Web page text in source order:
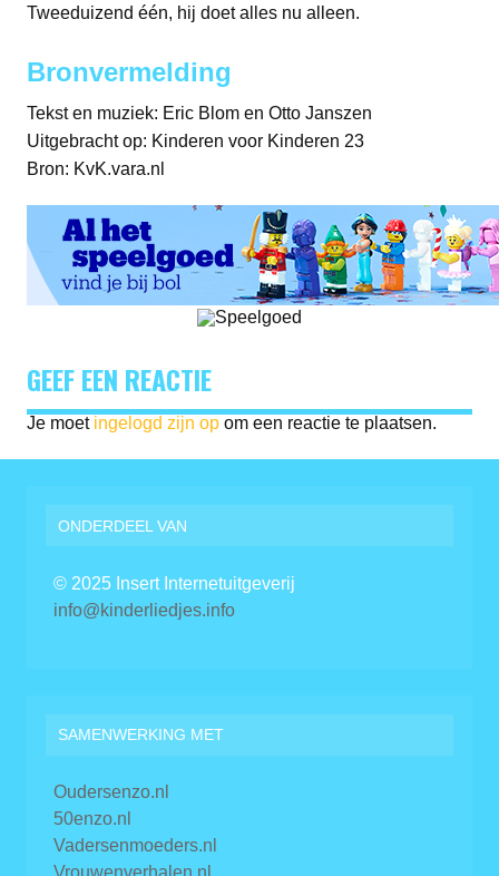
Tweeduizend één, hij doet alles nu alleen.
Bronvermelding
Tekst en muziek: Eric Blom en Otto Janszen
Uitgebracht op: Kinderen voor Kinderen 23
Bron: KvK.vara.nl
GEEF EEN REACTIE
Je moet ingelogd zijn op om een reactie te plaatsen.
ONDERDEEL VAN
© 2025 Insert Internetuitgeverij
info@kinderliedjes.info
SAMENWERKING MET
Oudersenzo.nl
50enzo.nl
Vadersenmoeders.nl